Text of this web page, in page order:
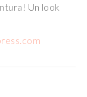
Un look